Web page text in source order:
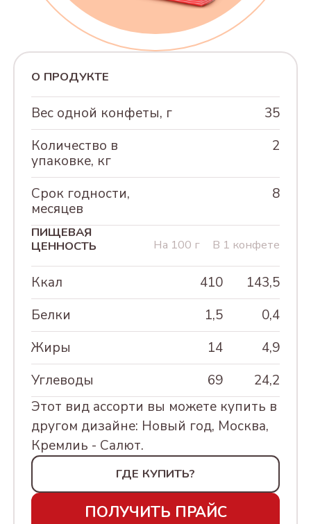
230Г
АССОРТИ КОНФЕТ
ШОКОЛАДНЫЕ", 500г
АССОРТИ КОНФЕТ
"ФРУКТЫ И ОРЕХИ
КРЕМЛИНА
ШОКОЛАДНЫЕ", 500г
"КЭЖУАЛ САНКТ-
ПЕТЕРБУРГ" АССОРТИ,
230Г
АССОРТИ, 230Г
"КЭЖУАЛ" АССОРТИ 8
МАРТА, 230Г
АССОРТИ КОНФЕТ В
УПАКОВКЕ "ШИРОКА
СТРАНА МОЯ РОДНАЯ,
500Г
АССОРТИ КРЕМЛИНА
МОСКВА ЗОЛОТАЯ. 500Г
АССОРТИ КРЕМЛИНА
МОСКВА КРАСНАЯ. 500Г
О ПРОДУКТЕ
Вес одной конфеты, г
35
Количество в
упаковке, кг
2
Срок годности,
месяцев
8
ПИЩЕВАЯ
ЦЕННОСТЬ
На 100 г В 1 конфете
Ккал 410
143,5
Белки
1,5
0,4
Жиры
14
4,9
Углеводы
69
24,2
Этот вид ассорти вы можете купить в
другом дизайне: Новый год, Москва,
Кремлиь - Салют.
ГДЕ КУПИТЬ?
ПОЛУЧИТЬ ПРАЙС